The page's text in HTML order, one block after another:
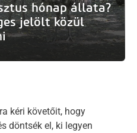
hónap állata?
jelölt közül
kéri követőit, hogy
döntsék el, ki legyen